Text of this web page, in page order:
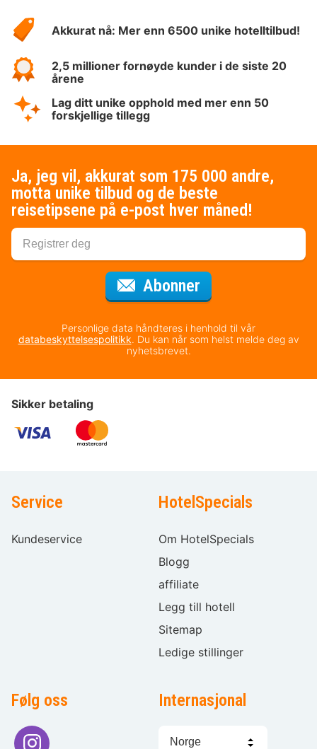
Hotelspecials
Akkurat nå: Mer enn 6500 unike hotelltilbud!
2,5 millioner fornøyde kunder i de siste 20
årene
Lag ditt unike opphold med mer enn 50
forskjellige tillegg
Ja, jeg vil, akkurat som 175 000 andre,
motta unike tilbud og de beste
reisetipsene på e-post hver måned!
Abonner
Personlige data håndteres i henhold til vår
databeskyttelsespolitikk. Du kan når som helst melde deg av
nyhetsbrevet.
Sikker betaling
Service
Kundeservice
HotelSpecials
Om HotelSpecials
Blogg
affiliate
Legg till hotell
Sitemap
Ledige stillinger
Følg oss Internasjonal